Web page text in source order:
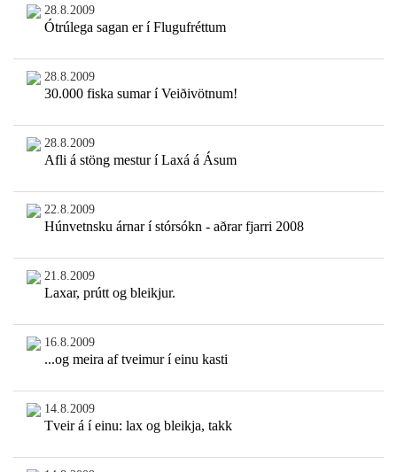
28.8.2009
Ótrúlega sagan er í Flugufréttum
28.8.2009
30.000 fiska sumar í Veiðivötnum!
28.8.2009
Afli á stöng mestur í Laxá á Ásum
22.8.2009
Húnvetnsku árnar í stórsókn - aðrar fjarri 2008
21.8.2009
Laxar, prútt og bleikjur.
16.8.2009
...og meira af tveimur í einu kasti
14.8.2009
Tveir á í einu: lax og bleikja, takk